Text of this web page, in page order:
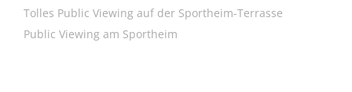
Tolles Public Viewing auf der Sportheim-Terrasse
Public Viewing am Sportheim